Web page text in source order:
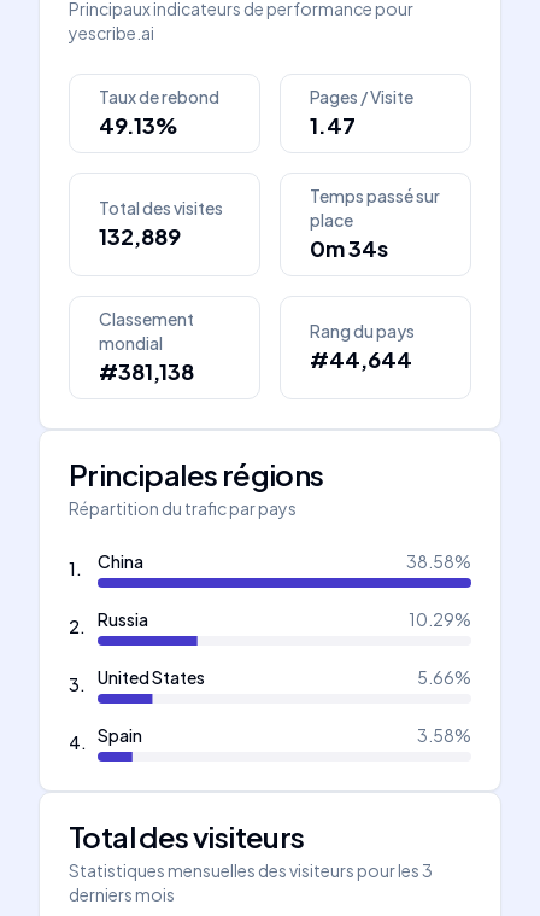
Principaux indicateurs de performance pour
yescribe.ai
Taux de rebond
49.13%
Pages / Visite
1.47
Total des visites
132,889
Temps passé sur
place
0m 34s
Classement
mondial
#381,138
Rang du pays
#44,644
Principales régions
Répartition du trafic par pays
1. China 38.58%
2. Russia 10.29%
3. United States 5.66%
4. Spain 3.58%
Total des visiteurs
Statistiques mensuelles des visiteurs pour les 3
derniers mois